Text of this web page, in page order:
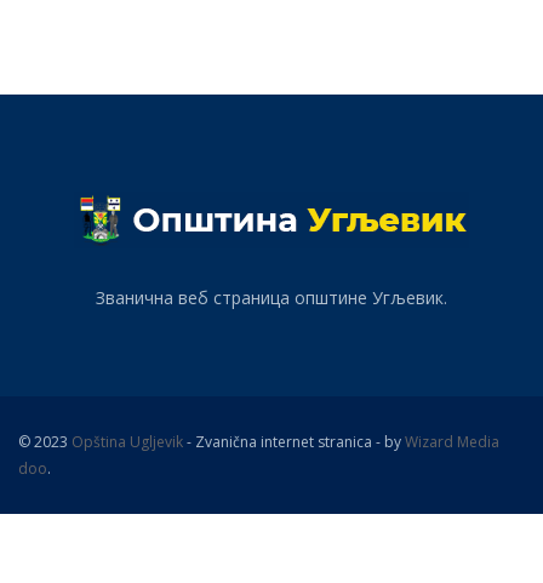
Званична веб страница општине Угљевик.
© 2023 Opština Ugljevik- Zvanična internet stranica - byWizard Media
doo.